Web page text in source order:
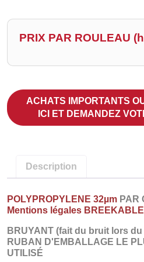
PRIX PAR ROULEAU
ACHATS IMPORTANTS
ICI ET DEMANDEZ
Description
POLYPROPYLENE 32µm PAR
Mentions légales
BRUYANT (fait du bruit lors
RUBAN D'EMBALLAGE LE
UTILISÉ